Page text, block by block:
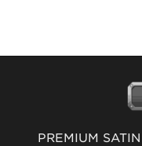
PREMİUM